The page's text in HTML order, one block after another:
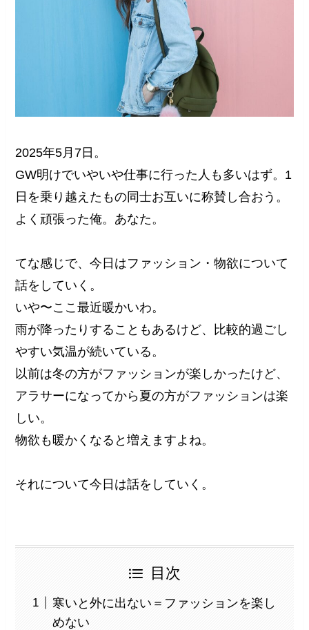
2025年5月7日。
GW明けでいやいや仕事に行った人も多いはず。1
日を乗り越えたもの同士お互いに称賛し合おう。
よく頑張った俺。あなた。
てな感じで、今日はファッション・物欲について
話をしていく。
いや〜ここ最近暖かいわ。
雨が降ったりすることもあるけど、比較的過ごし
やすい気温が続いている。
以前は冬の方がファッションが楽しかったけど、
アラサーになってから夏の方がファッションは楽
しい。
物欲も暖かくなると増えますよね。
それについて今日は話をしていく。
目次
寒いと外に出ない＝ファッションを楽し
めない